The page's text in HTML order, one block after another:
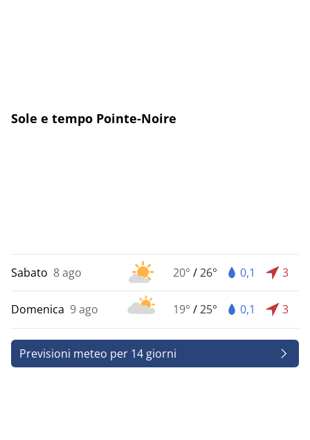
Sole e tempo Pointe-Noire
Sabato 8 ago 20° /26° 0,1 3
Domenica 9 ago 19° /25° 0,1 3
Previsioni meteo per 14 giorni